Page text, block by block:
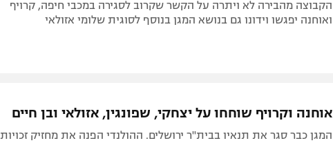
הקבוצה מהבירה לא ויתרה על הקשר שקרוב לסגירה במכבי חיפה, קרויף
ואוחנה יפגשו וידונו גם בנושא המגן בנוסף לסוגית שלומי אזולאי
אוחנה וקרויף שוחחו על יצחקי, שפונגין, אזולאי ובן חיים
המגן כבר סגר את תנאיו בבית"ר ירושלים. ההולנדי הפנה את מחזיק זכויות